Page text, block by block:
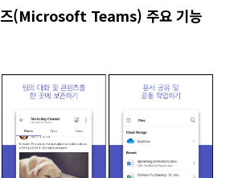
즈(Microsoft Teams) 주요 기능